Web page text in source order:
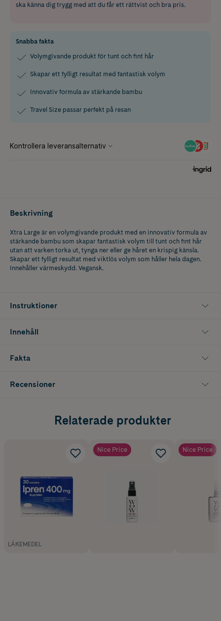
ska känna dig trygg med att du får ett rättvist och bra pris.
Snabba fakta
Volymgivande produkt för tunt och fint hår
Skapar ett fylligt resultat med fantastisk volym
Innovativ formula av stärkande bambu
Travel Size passar perfekt på resan
Beskrivning
Xtra Large är en volymgivande produkt med en innovativ formula av
stärkande bambu som skapar fantastisk volym till tunt och fint hår
utan att varken torka ut, tynga ner eller ge håret en krispig känsla.
Skapar ett fylligt resultat med viktlös volym som håller hela dagen.
Innehåller värmeskydd. Vegansk.
Instruktioner
Innehåll
Fakta
Recensioner
Relaterade produkter
LÄKEMEDEL
Nice Price Nice Price